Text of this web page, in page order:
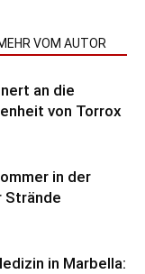
VOM AUTOR
an die
von Torrox
in der
Strände
in Marbella: